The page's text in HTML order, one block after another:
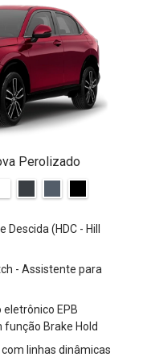
Perolizado
Descida (HDC - Hill
- Assistente para
EPB
função Brake Hold
linhas dinâmicas